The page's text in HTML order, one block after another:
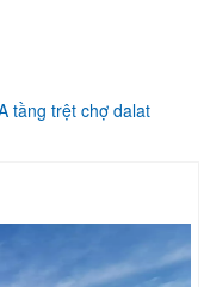
tầng trệt chợ dalat